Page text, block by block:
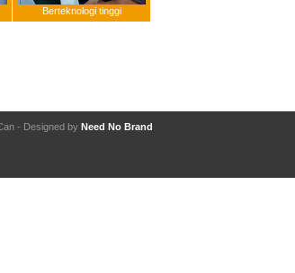
Berteknologi tinggi
- Designed by Need No Brand